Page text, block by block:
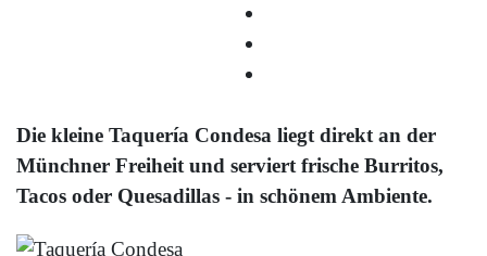
Die kleine Taquería Condesa liegt direkt an der
Münchner Freiheit und serviert frische Burritos,
Tacos oder Quesadillas - in schönem Ambiente.